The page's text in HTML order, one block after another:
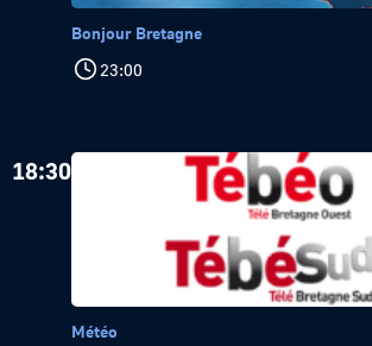
Bonjour Bretagne
23:00
18:30
Météo